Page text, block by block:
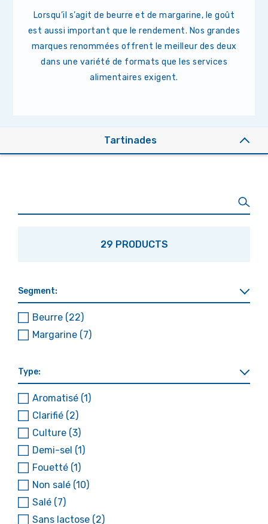
Lorsqu’il s’agit de beurre et de margarine, le goût
est aussi important que le rendement. Nos grandes
marques renommées offrent le meilleur des deux
dans une variété de formats que les services
alimentaires exigent.
Tartinades
29 PRODUCTS
Segment:
Beurre (22)
Margarine (7)
Type:
Aromatisé (1)
Clarifié (2)
Culture (3)
Demi-sel (1)
Fouetté (1)
Non salé (10)
Salé (7)
Sans lactose (2)